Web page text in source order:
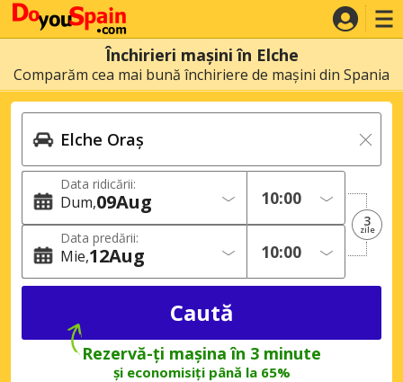
Închirieri mașini în Elche
Comparăm cea mai bună închiriere de mașini din Spania
Data ridicării:
Dum 09Aug
Data predării:
Mie 12Aug
3
zile
Rezervă-ți mașina în 3 minute
și economisiți până la 65%